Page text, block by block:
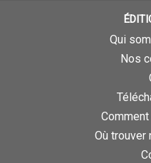
Qui
Nos
Où trouver